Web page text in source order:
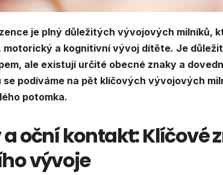
je plný důležitých vývojových milníků,
a kognitivní vývoj dítěte. Je
ale existují určité obecné znaky a
podíváme na pět klíčových vývojových
potomka.
oční kontakt: Klíčové
vývoje